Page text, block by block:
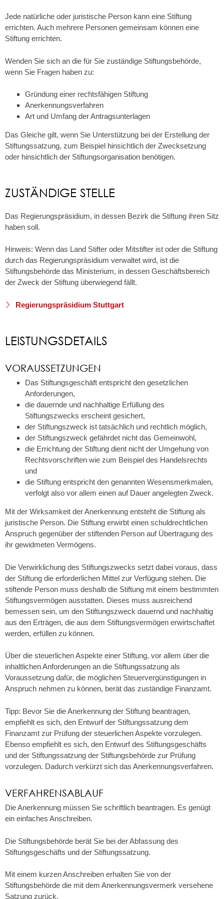
Jede natürliche oder juristische Person kann eine Stiftung
errichten. Auch mehrere Personen gemeinsam können eine
Stiftung errichten.
Wenden Sie sich an die für Sie zuständige Stiftungsbehörde,
wenn Sie Fragen haben zu:
Gründung einer rechtsfähigen Stiftung
Anerkennungsverfahren
Art und Umfang der Antragsunterlagen
Das Gleiche gilt, wenn Sie Unterstützung bei der Erstellung der
Stiftungssatzung, zum Beispiel hinsichtlich der Zwecksetzung
oder hinsichtlich der Stiftungsorganisation benötigen.
ZUSTÄNDIGE STELLE
Das Regierungspräsidium, in dessen Bezirk die Stiftung ihren Sitz
haben soll.
Hinweis: Wenn das Land Stifter oder Mitstifter ist oder die Stiftung
durch das Regierungspräsidium verwaltet wird, ist die
Stiftungsbehörde das Ministerium, in dessen Geschäftsbereich
der Zweck der Stiftung überwiegend fällt.
Regierungspräsidium Stuttgart
LEISTUNGSDETAILS
VORAUSSETZUNGEN
Das Stiftungsgeschäft entspricht den gesetzlichen
Anforderungen,
die dauernde und nachhaltige Erfüllung des
Stiftungszwecks erscheint gesichert,
der Stiftungszweck ist tatsächlich und rechtlich möglich,
der Stiftungszweck gefährdet nicht das Gemeinwohl,
die Errichtung der Stiftung dient nicht der Umgehung von
Rechtsvorschriften wie zum Beispiel des Handelsrechts
und
die Stiftung entspricht den genannten Wesensmerkmalen,
verfolgt also vor allem einen auf Dauer angelegten Zweck.
Mit der Wirksamkeit der Anerkennung entsteht die Stiftung als
juristische Person. Die Stiftung erwirbt einen schuldrechtlichen
Anspruch gegenüber der stiftenden Person auf Übertragung des
ihr gewidmeten Vermögens.
Die Verwirklichung des Stiftungszwecks setzt dabei voraus, dass
der Stiftung die erforderlichen Mittel zur Verfügung stehen. Die
stiftende Person muss deshalb die Stiftung mit einem bestimmten
Stiftungsvermögen ausstatten. Dieses muss ausreichend
bemessen sein, um den Stiftungszweck dauernd und nachhaltig
aus den Erträgen, die aus dem Stiftungsvermögen erwirtschaftet
werden, erfüllen zu können.
Über die steuerlichen Aspekte einer Stiftung, vor allem über die
inhaltlichen Anforderungen an die Stiftungssatzung als
Voraussetzung dafür, die möglichen Steuervergünstigungen in
Anspruch nehmen zu können, berät das zuständige Finanzamt.
Tipp: Bevor Sie die Anerkennung der Stiftung beantragen,
empfiehlt es sich, den Entwurf der Stiftungssatzung dem
Finanzamt zur Prüfung der steuerlichen Aspekte vorzulegen.
Ebenso empfiehlt es sich, den Entwurf des Stiftungsgeschäfts
und der Stiftungssatzung der Stiftungsbehörde zur Prüfung
vorzulegen. Dadurch verkürzt sich das Anerkennungsverfahren.
VERFAHRENSABLAUF
Die Anerkennung müssen Sie schriftlich beantragen. Es genügt
ein einfaches Anschreiben.
Die Stiftungsbehörde berät Sie bei der Abfassung des
Stiftungsgeschäfts und der Stiftungssatzung.
Mit einem kurzen Anschreiben erhalten Sie von der
Stiftungsbehörde die mit dem Anerkennungsvermerk versehene
Satzung zurück.